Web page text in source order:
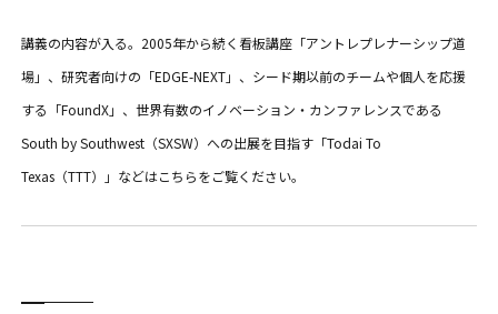
講義の内容が入る。2005年から続く看板講座「アントレプレナーシップ道
場」、研究者向けの「EDGE-NEXT」、シード期以前のチームや個人を応援
する「FoundX」、世界有数のイノベーション・カンファレンスである
South by Southwest（SXSW）への出展を目指す「Todai To
Texas（TTT）」などはこちらをご覧ください。